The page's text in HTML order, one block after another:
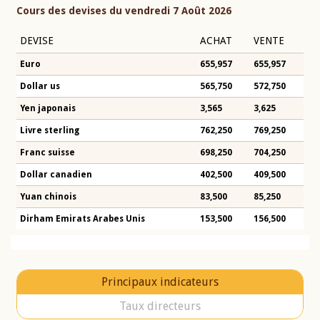
Cours des devises du vendredi 7 Août 2026
DEVISE ACHAT VENTE
Euro 655,957 655,957
Dollar us 565,750 572,750
Yen japonais 3,565 3,625
Livre sterling 762,250 769,250
Franc suisse 698,250 704,250
Dollar canadien 402,500 409,500
Yuan chinois 83,500 85,250
Dirham Emirats Arabes Unis 153,500 156,500
Principaux indicateurs
Taux directeurs